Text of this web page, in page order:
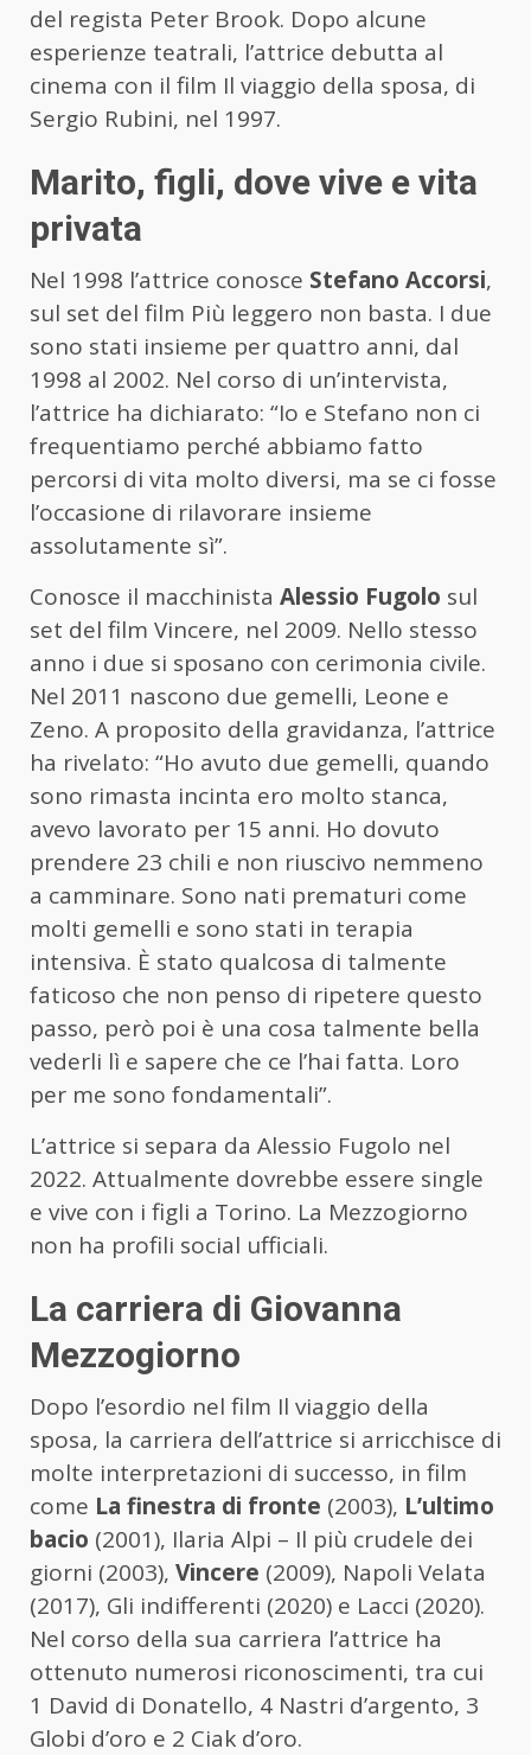
del regista Peter Brook. Dopo alcune
esperienze teatrali, l’attrice debutta al
cinema con il film Il viaggio della sposa, di
Sergio Rubini, nel 1997.
Marito, figli, dove vive e vita
privata
Nel 1998 l’attrice conosce Stefano Accorsi,
sul set del film Più leggero non basta. I due
sono stati insieme per quattro anni, dal
1998 al 2002. Nel corso di un’intervista,
l’attrice ha dichiarato: “Io e Stefano non ci
frequentiamo perché abbiamo fatto
percorsi di vita molto diversi, ma se ci fosse
l’occasione di rilavorare insieme
assolutamente sì”.
Conosce il macchinista Alessio Fugolo sul
set del film Vincere, nel 2009. Nello stesso
anno i due si sposano con cerimonia civile.
Nel 2011 nascono due gemelli, Leone e
Zeno. A proposito della gravidanza, l’attrice
ha rivelato: “Ho avuto due gemelli, quando
sono rimasta incinta ero molto stanca,
avevo lavorato per 15 anni. Ho dovuto
prendere 23 chili e non riuscivo nemmeno
a camminare. Sono nati prematuri come
molti gemelli e sono stati in terapia
intensiva. È stato qualcosa di talmente
faticoso che non penso di ripetere questo
passo, però poi è una cosa talmente bella
vederli lì e sapere che ce l’hai fatta. Loro
per me sono fondamentali”.
L’attrice si separa da Alessio Fugolo nel
2022. Attualmente dovrebbe essere single
e vive con i figli a Torino. La Mezzogiorno
non ha profili social ufficiali.
La carriera di Giovanna
Mezzogiorno
Dopo l’esordio nel film Il viaggio della
sposa, la carriera dell’attrice si arricchisce di
molte interpretazioni di successo, in film
come La finestra di fronte (2003), L’ultimo
bacio (2001), Ilaria Alpi – Il più crudele dei
giorni (2003), Vincere (2009), Napoli Velata
(2017), Gli indifferenti (2020) e Lacci (2020).
Nel corso della sua carriera l’attrice ha
ottenuto numerosi riconoscimenti, tra cui
1 David di Donatello, 4 Nastri d’argento, 3
Globi d’oro e 2 Ciak d’oro.